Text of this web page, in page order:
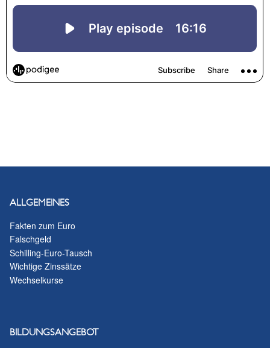
ALLGEMEINES
Fakten zum Euro
Falschgeld
Schilling-Euro-Tausch
Wichtige Zinssätze
Wechselkurse
BILDUNGSANGEBOT